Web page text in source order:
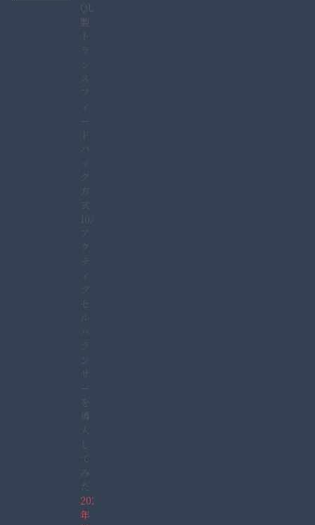
QUCC
製
ト
ラ
ン
ス
フ
ィ
ー
ド
バ
ッ
ク
方
式
10A
ア
ク
テ
ィ
ブ
セ
ル
バ
ラ
ン
サ
ー
を
導
入
し
て
み
た
2021
年